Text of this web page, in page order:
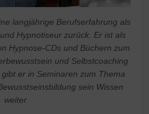
langjährige Berufserfahrung als
Hypnotiseur zurück. Er ist als
Hypnose-CDs und Büchern zum
und Selbstcoaching
er in Seminaren zum Thema
sein Wissen
weiter.